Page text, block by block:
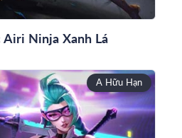
Airi Ninja Xanh Lá
A Hữu Hạn